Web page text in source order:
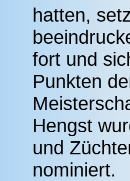
hatten,
fort und
Punkten
Hengst
und
nominiert.